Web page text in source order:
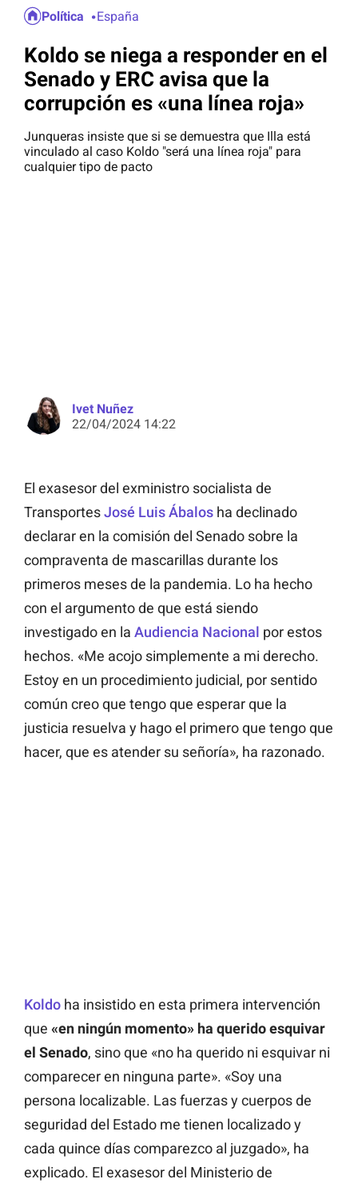
Política España
Koldo se niega a responder en el
Senado y ERC avisa que la
corrupción es «una línea roja»
Junqueras insiste que si se demuestra que Illa está
vinculado al caso Koldo "será una línea roja" para
cualquier tipo de pacto
Ivet Nuñez
22/04/2024 14:22
El exasesor del exministro socialista de
TransportesJosé Luis Ábalos ha declinado
declarar en la comisión del Senado sobre la
compraventa de mascarillas durante los
primeros meses de la pandemia. Lo ha hecho
con el argumento de que está siendo
investigado en la Audiencia Nacional por estos
hechos. «Me acojo simplemente a mi derecho.
Estoy en un procedimiento judicial, por sentido
común creo que tengo que esperar que la
justicia resuelva y hago el primero que tengo que
hacer, que es atender su señoría», ha razonado.
Koldo ha insistido en esta primera intervención
que «en ningún momento» ha querido esquivar
el Senado, sino que «no ha querido ni esquivar ni
comparecer en ninguna parte». «Soy una
persona localizable. Las fuerzas y cuerpos de
seguridad del Estado me tienen localizado y
cada quince días comparezco al juzgado», ha
explicado. El exasesor del Ministerio de